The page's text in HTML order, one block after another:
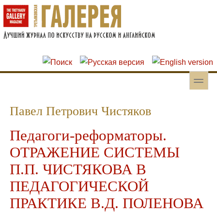
Перейти к основному содержанию
Skip to search
toggle
Павел Петрович Чистяков
Педагоги-реформаторы.
ОТРАЖЕНИЕ СИСТЕМЫ
П.П. ЧИСТЯКОВА В
ПЕДАГОГИЧЕСКОЙ
ПРАКТИКЕ В.Д. ПОЛЕНОВА